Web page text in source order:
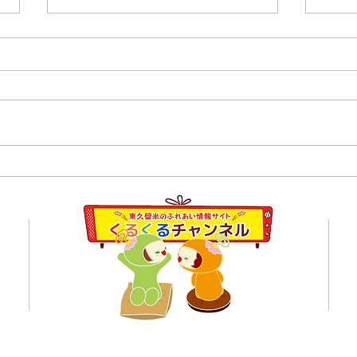
【開催報告】くるくるチャン
ネル交流会を開催しまし
た！〜つながりから広がる活
動の輪〜